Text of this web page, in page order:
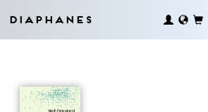
Diaphanes